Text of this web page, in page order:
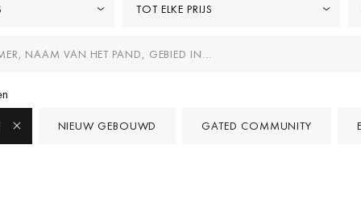
TOT ELKE PRIJS
NIEUW GEBOUWD GATED COMMUNITY